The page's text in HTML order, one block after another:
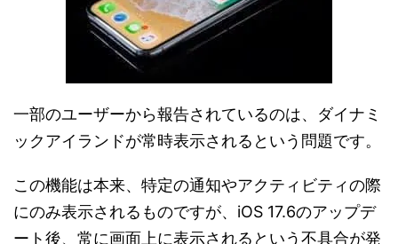
一部のユーザーから報告されているのは、ダイナミ
ックアイランドが常時表示されるという問題です。
この機能は本来、特定の通知やアクティビティの際
にのみ表示されるものですが、iOS 17.6のアップデ
ート後、常に画面上に表示されるという不具合が発